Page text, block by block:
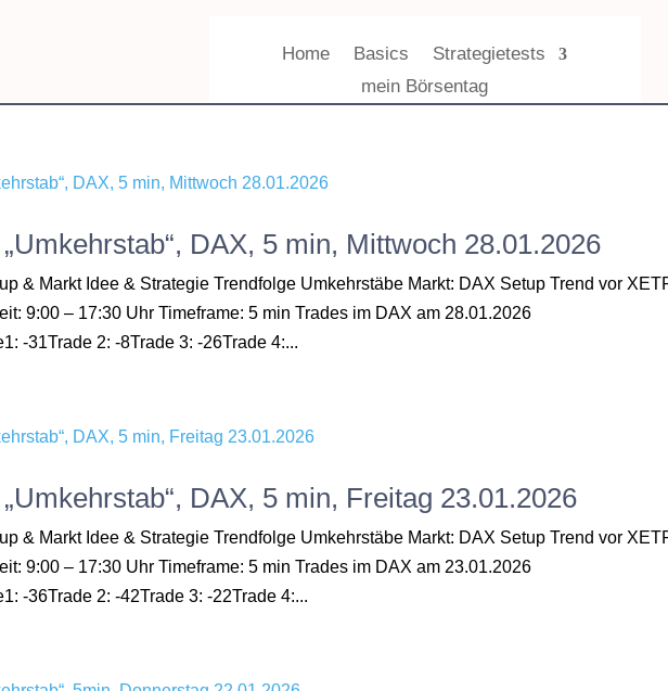
Home Basics
Strategietests
mein Börsentag
DAX, 5 min, Mittwoch 28.01.2026
& Markt Idee & Strategie Trendfolge Umkehrstäbe Markt: DAX Setup Trend vor
9:00 – 17:30 Uhr Timeframe: 5 min Trades im DAX am 28.01.2026
-31Trade 2: -8Trade 3: -26Trade 4:...
DAX, 5 min, Freitag 23.01.2026
& Markt Idee & Strategie Trendfolge Umkehrstäbe Markt: DAX Setup Trend vor
9:00 – 17:30 Uhr Timeframe: 5 min Trades im DAX am 23.01.2026
-36Trade 2: -42Trade 3: -22Trade 4:...